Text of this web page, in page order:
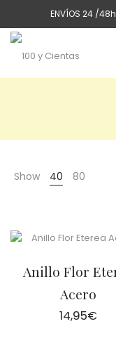
ENVÍOS 24 /48h
Show 40 80
Anillo Flor
Acero
14,95€